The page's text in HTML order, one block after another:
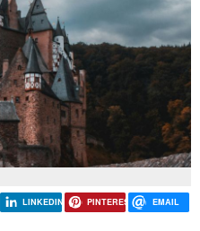
LINKEDIN PINTEREST EMAIL